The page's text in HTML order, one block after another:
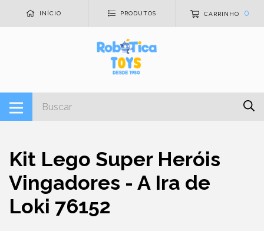
INÍCIO PRODUTOS CARRINHO 0
Kit Lego Super Heróis
Vingadores - A Ira de
Loki 76152